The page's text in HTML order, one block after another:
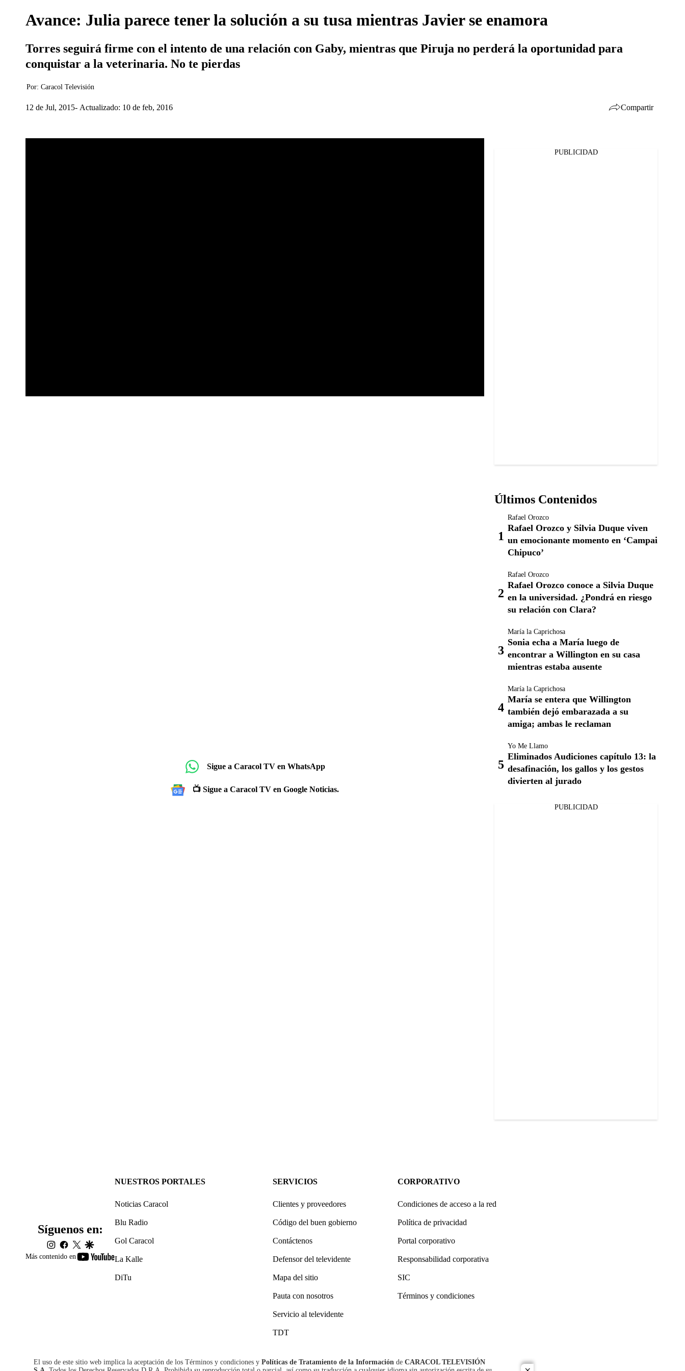
Avance: Julia parece tener la solución a su tusa mientras Javier se enamora
Torres seguirá firme con el intento de una relación con Gaby, mientras que Piruja no perderá la oportunidad para
conquistar a la veterinaria. No te pierdas
Por: Caracol Televisión
12 de Jul, 2015 Actualizado: 10 de feb, 2016 Compartir
Sigue a Caracol TV en WhatsApp
📺 Sigue a Caracol TV en Google Noticias.
PUBLICIDAD
Últimos Contenidos
Rafael Orozco
Rafael Orozco y Silvia Duque viven
un emocionante momento en ‘Campai
Chipuco’
Rafael Orozco
Rafael Orozco conoce a Silvia Duque
en la universidad. ¿Pondrá en riesgo
su relación con Clara?
María la Caprichosa
Sonia echa a María luego de
encontrar a Willington en su casa
mientras estaba ausente
María la Caprichosa
María se entera que Willington
también dejó embarazada a su
amiga; ambas le reclaman
Yo Me Llamo
Eliminados Audiciones capítulo 13: la
desafinación, los gallos y los gestos
divierten al jurado
PUBLICIDAD
Más contenido en
youtube-
Síguenos en:
instagram
facebook
twittergoogle
NUESTROS PORTALES
Noticias Caracol
Blu Radio
Gol Caracol
La Kalle
DiTu
SERVICIOS
Clientes y proveedores
Código del buen gobierno
Contáctenos
Defensor del televidente
Mapa del sitio
Pauta con nosotros
Servicio al televidente
TDT
CORPORATIVO
Condiciones de acceso a la red
Política de privacidad
Portal corporativo
Responsabilidad corporativa
SIC
Términos y condiciones
El uso de este sitio web implica la aceptación de los Términos y condiciones y Políticas de Tratamiento de la Información de CARACOL TELEVISIÓN